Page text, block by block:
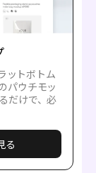
ットボトム
パウチモッ
だけで、必
る